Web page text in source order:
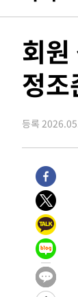
49분 전 >"韓
54분 전 >서
1시간 전 >[
2시간 전 >[
2시간 전 >[
2시간 전 >"
3시간 전 >
5시간 전 >
-17966초 전 >
-17402초 전 >
-16195초 전 >
-14880초 전 >
-476초 전 >
회
정조
등록